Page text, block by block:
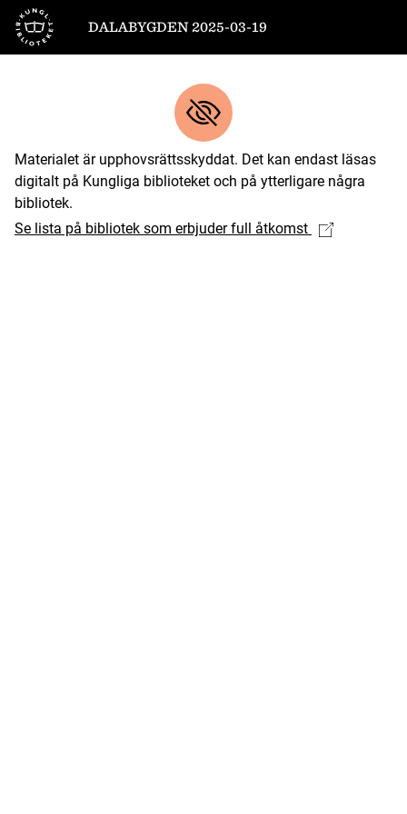
Till startsidan
DALABYGDEN 2025-03-19
Materialet är upphovsrättsskyddat. Det kan endast läsas
digitalt på Kungliga biblioteket och på ytterligare några
bibliotek.
Se lista på bibliotek som erbjuder full åtkomst